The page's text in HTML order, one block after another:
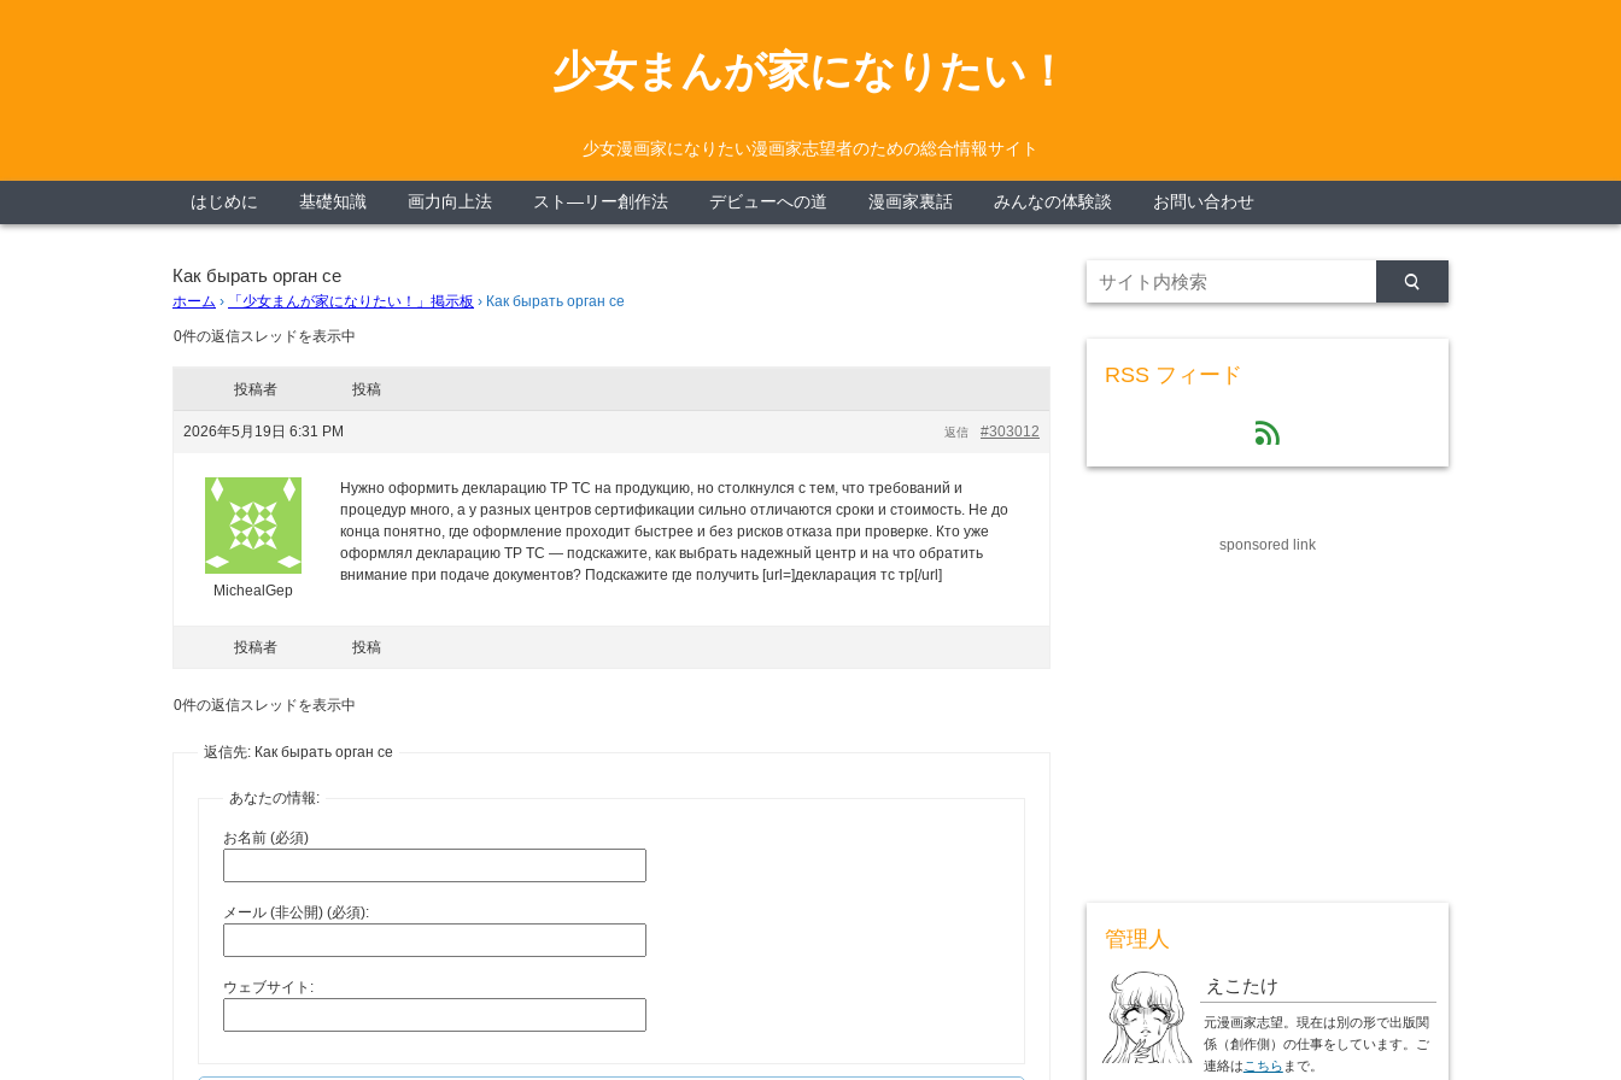
少女まんが家になりたい！
少女漫画家になりたい漫画家志望者のための総合情報サイト
はじめに 基礎知識 画力向上法 スト―リー創作法 デビューへの道 漫画家裏話 みんなの体験談 お問い合わせ
Как бырать орган се
ホーム › 「少女まんが家になりたい！」掲示板 › Как бырать орган се
0件の返信スレッドを表示中
投稿者 投稿
2026年5月19日 6:31 PM #303012
返信
MichealGep
Нужно оформить декларацию ТР ТС на продукцию, но столкнулся с тем, что требований и
процедур много, а у разных центров сертификации сильно отличаются сроки и стоимость. Не до
конца понятно, где оформление проходит быстрее и без рисков отказа при проверке. Кто уже
оформлял декларацию ТР ТС — подскажите, как выбрать надежный центр и на что обратить
внимание при подаче документов? Подскажите где получить [url=]декларация тс тр[/url]
投稿者 投稿
0件の返信スレッドを表示中
返信先: Как бырать орган се
あなたの情報:
お名前 (必須)
メール (非公開) (必須):
ウェブサイト:
RSS フィード
feed
sponsored link
管理人
えこたけ
元漫画家志望。現在は別の形で出版関
係（創作側）の仕事をしています。ご
連絡は こちら まで。